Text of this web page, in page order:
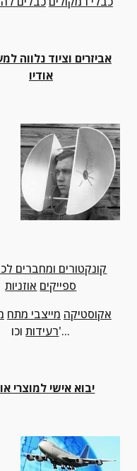
אודיו
קונקטורים ומחברים
ספייקים אוזניות
אקוסטיקה מייצבי מתח
רעידות וכו'...
יבוא אישי למוצרי